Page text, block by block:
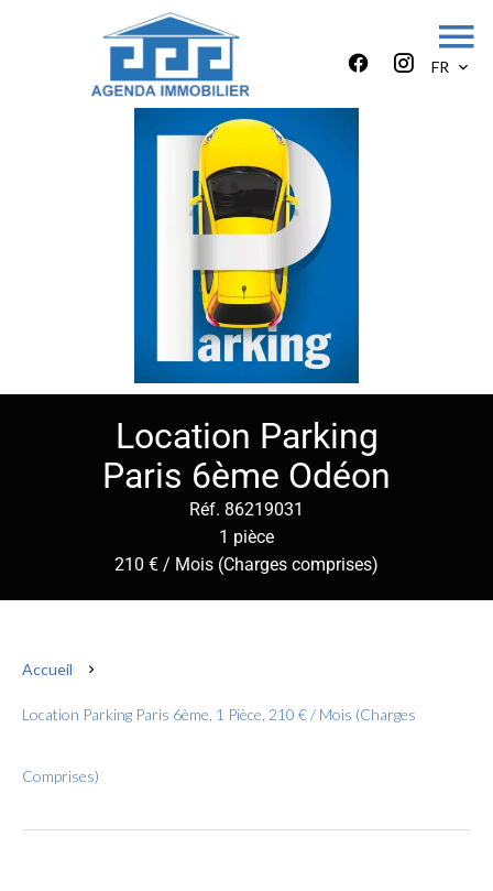
FR
Location Parking
Paris 6ème Odéon
Réf. 86219031
1 pièce
210 € / Mois (Charges comprises)
Accueil
Location Parking Paris 6ème, 1 Pièce, 210 € / Mois (Charges
Comprises)